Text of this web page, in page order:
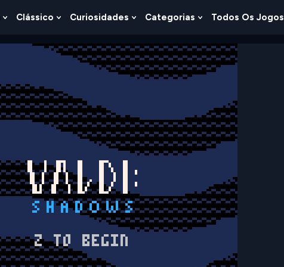
Show
For
Clássico Show
For
Clássico
Curiosidades Show
For
Curiosidades
Categorias Show
For
Categorias
Todos Os Jogos